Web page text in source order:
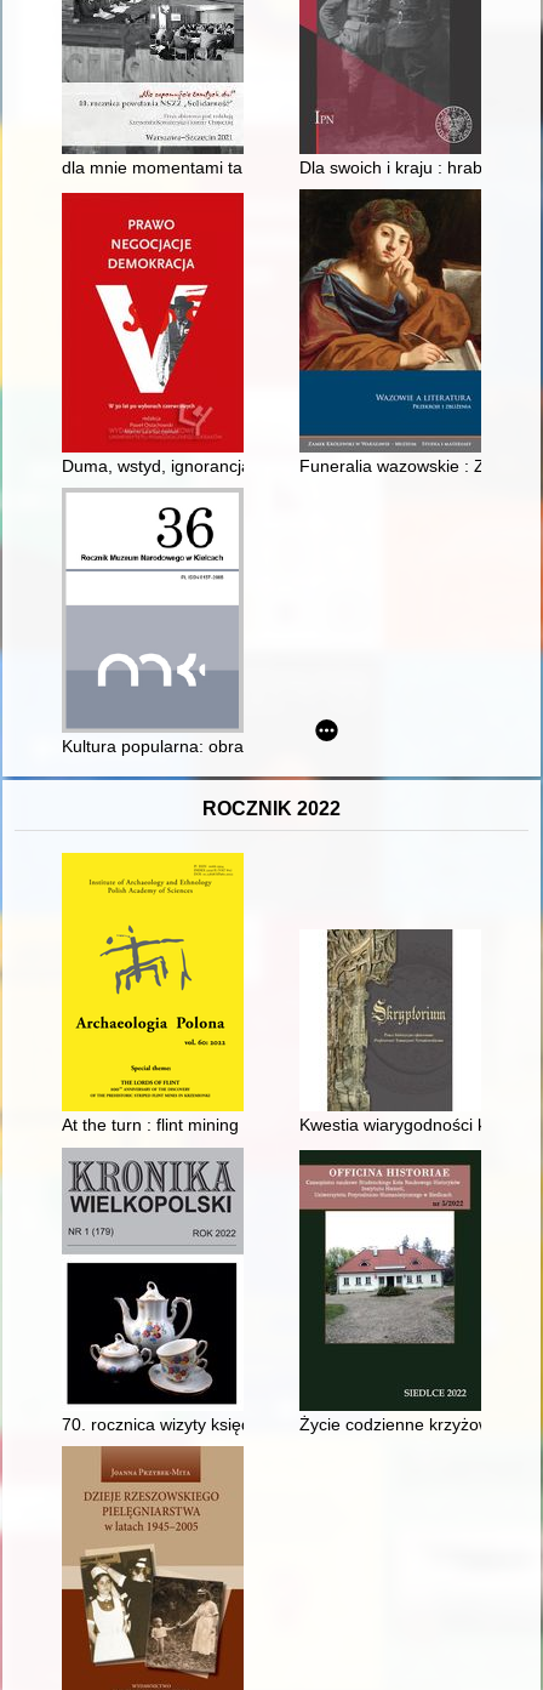
dla mnie momentami ta Solidarność była po prostu
Dla swoich i kraju : hrabia
Duma, wstyd, ignorancja? : refleksje nad rocznicami wyborów
Funeralia wazowskie :
Kultura popularna: obraz amerykańskiej rodziny nuklearnej w
ROCZNIK 2022
At the turn : flint mining as an element of social changes in
Kwestia wiarygodności kroniki
70. rocznica wizyty księdza prymasa Stefana Wyszyńskiego w
Życie codzienne krzyżowców